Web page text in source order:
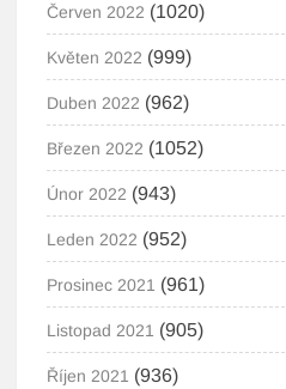
Červen 2022 (1020)
Květen 2022 (999)
Duben 2022 (962)
Březen 2022 (1052)
Únor 2022 (943)
Leden 2022 (952)
Prosinec 2021 (961)
Listopad 2021 (905)
Říjen 2021 (936)